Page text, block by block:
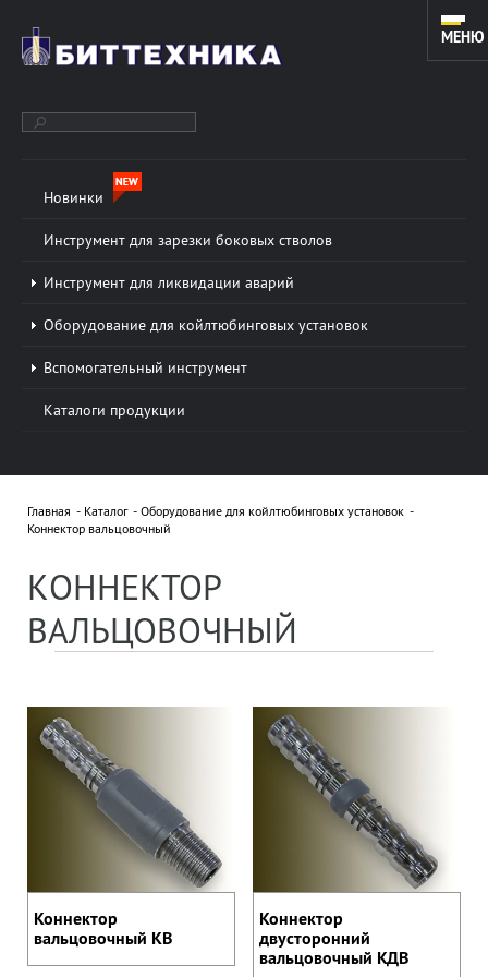
ОБОРУДОВАНИЕ ДЛЯ ЗАРЕЗКИ ДОПОЛНИТЕЛЬНЫХ СТВОЛОВ
КОЙЛТЮБИНГОВЫХ УСТАНОВОК.
динамично развивается по настоящее время. В
НОВОСТИ
18 сентября 2025
ДВУХДНЕВНЫЙ СЕМИНАР В ПО
"БЕЛОРУСНЕФТЬ"
ПАРТНЕРЫ
Отправляя нам сообщение, вы подтверждаете
согласие на обработку персональных данных.
МЕНЮ
Новинки
Инструмент для зарезки боковых стволов
Инструмент для ликвидации аварий
Оборудование для койлтюбинговых установок
Вспомогательный инструмент
Каталоги продукции
Главная Каталог
Оборудование для койлтюбинговых установок
Коннектор вальцовочный
КОННЕКТОР
ВАЛЬЦОВОЧНЫЙ
Коннектор
вальцовочный КВ
Коннектор
двусторонний
вальцовочный КДВ